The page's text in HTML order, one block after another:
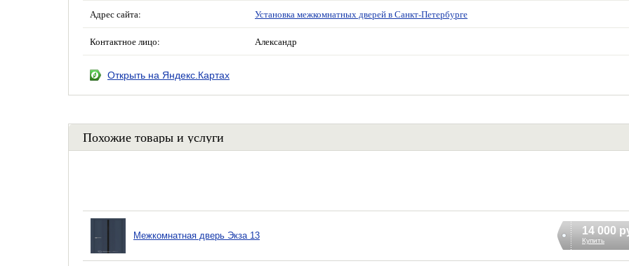
Адрес сайта: Установка межкомнатных дверей в Санкт-Петербурге
Контактное лицо: Александр
Открыть на Яндекс.Картах
Похожие товары и услуги
Межкомнатная дверь Экзa 13 14 000
Купить